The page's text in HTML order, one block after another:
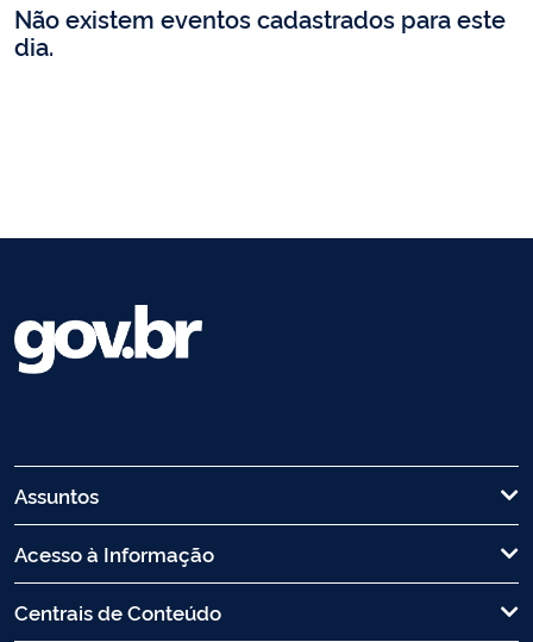
Não existem eventos cadastrados para este
dia.
Assuntos
Acesso à Informação
Centrais de Conteúdo